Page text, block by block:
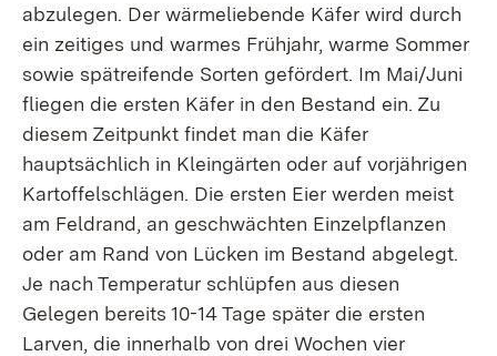
abzulegen. Der wärmeliebende Käfer wird durch
ein zeitiges und warmes Frühjahr, warme Sommer
sowie spätreifende Sorten gefördert. Im Mai/Juni
fliegen die ersten Käfer in den Bestand ein. Zu
diesem Zeitpunkt findet man die Käfer
hauptsächlich in Kleingärten oder auf vorjährigen
Kartoffelschlägen. Die ersten Eier werden meist
am Feldrand, an geschwächten Einzelpflanzen
oder am Rand von Lücken im Bestand abgelegt.
Je nach Temperatur schlüpfen aus diesen
Gelegen bereits 10-14 Tage später die ersten
Larven, die innerhalb von drei Wochen vier